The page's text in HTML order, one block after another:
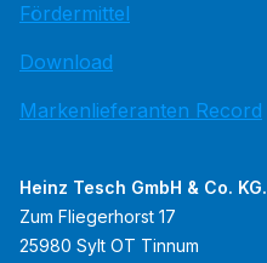
Fördermittel
Download
Markenlieferanten Record
Heinz Tesch GmbH & Co. KG.
Zum Fliegerhorst 17
25980 Sylt OT Tinnum